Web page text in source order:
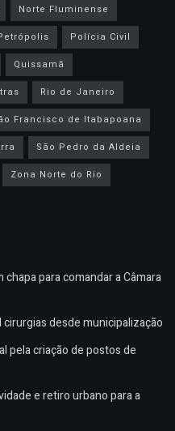
Norte Fluminense
Polícia Civil
Quissamã
Rio de Janeiro
Francisco de Itabapoana
São Pedro da Aldeia
Zona Norte do Rio
para comandar a Câmara
desde municipalização
pela criação de postos de
e retiro urbano para a